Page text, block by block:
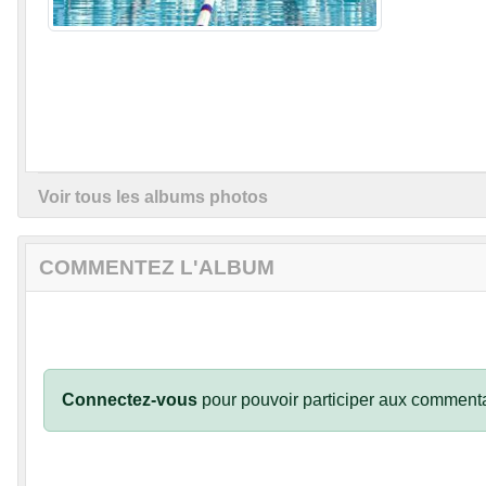
Voir tous les albums photos
COMMENTEZ L'ALBUM
Connectez-vous pour pouvoir participer aux